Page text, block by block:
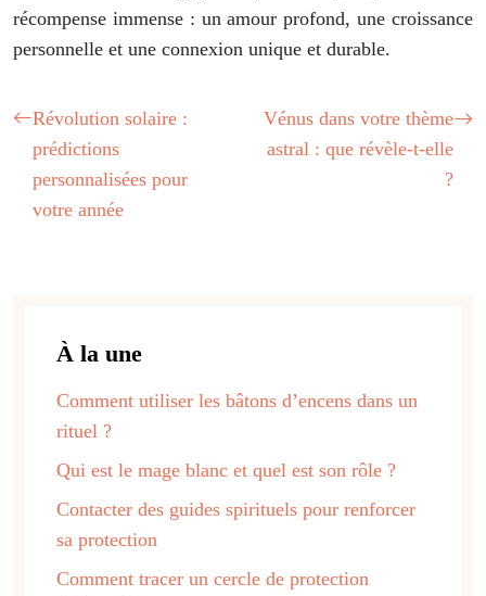
récompense immense : un amour profond, une croissance
personnelle et une connexion unique et durable.
Révolution solaire :
prédictions
personnalisées pour
votre année
Vénus dans votre thème
astral : que révèle-t-elle
?
À la une
Comment utiliser les bâtons d’encens dans un
rituel ?
Qui est le mage blanc et quel est son rôle ?
Contacter des guides spirituels pour renforcer
sa protection
Comment tracer un cercle de protection